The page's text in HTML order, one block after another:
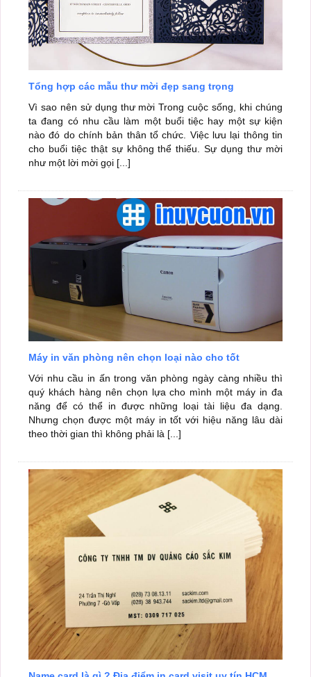
Tổng hợp các mẫu thư mời đẹp sang trọng
Vì sao nên sử dụng thư mời Trong cuộc sống, khi chúng
ta đang có nhu cầu làm một buổi tiệc hay một sự kiện
nào đó do chính bản thân tổ chức. Việc lưu lại thông tin
cho buổi tiệc thật sự không thể thiếu. Sự dụng thư mời
như một lời mời gọi [...]
Máy in văn phòng nên chọn loại nào cho tốt
Với nhu cầu in ấn trong văn phòng ngày càng nhiều thì
quý khách hàng nên chọn lựa cho mình một máy in đa
năng để có thể in được những loại tài liệu đa dạng.
Nhưng chọn được một máy in tốt với hiệu năng lâu dài
theo thời gian thì không phải là [...]